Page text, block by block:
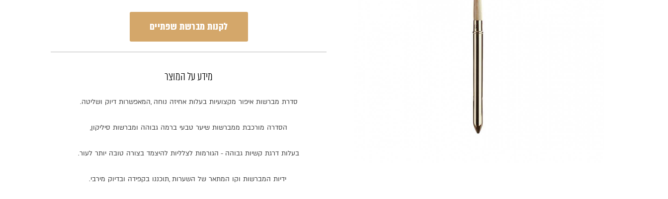
לקנות מברשת שפתיים
מידע על המוצר
סדרת מברשות איפור מקצועיות בעלות אחיזה נוחה ,המאפשרות דיוק ושליטה.
הסדרה מורכבת ממברשות שיער טבעי ברמה גבוהה ומברשות סיליקון,
בעלות דרגת קשיות גבוהה - הגורמות לצלליות להיצמד בצורה טובה יותר לעור.
ידיות המברשות וקו המתאר של השערות ,תוכננו בקפידה ובדיוק מירבי.